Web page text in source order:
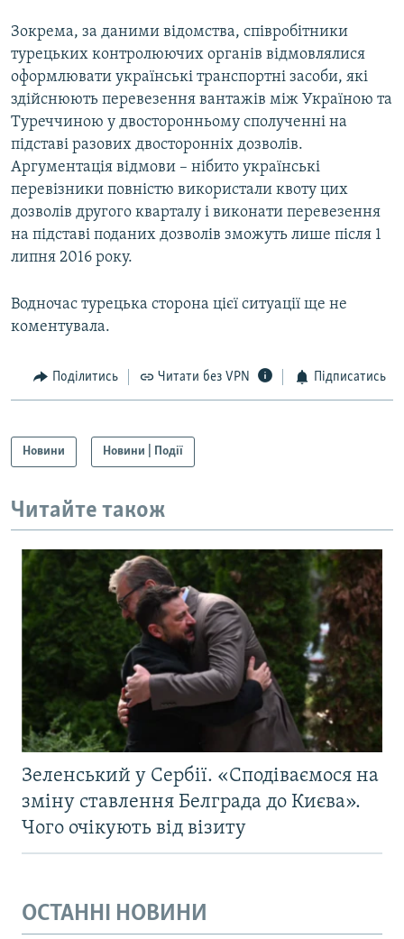
Зокрема, за даними відомства, співробітники
турецьких контролюючих органів відмовлялися
оформлювати українські транспортні засоби, які
здійснюють перевезення вантажів між Україною та
Туреччиною у двосторонньому сполученні на
підставі разових двосторонніх дозволів.
Аргументація відмови – нібито українські
перевізники повністю використали квоту цих
дозволів другого кварталу і виконати перевезення
на підставі поданих дозволів зможуть лише після 1
липня 2016 року.
Водночас турецька сторона цієї ситуації ще не
коментувала.
Поділитись Читати без VPN Підписатись
Новини Новини | Події
Читайте також
Зеленський у Сербії. «Сподіваємося на
зміну ставлення Белграда до Києва».
Чого очікують від візиту
ОСТАННІ НОВИНИ